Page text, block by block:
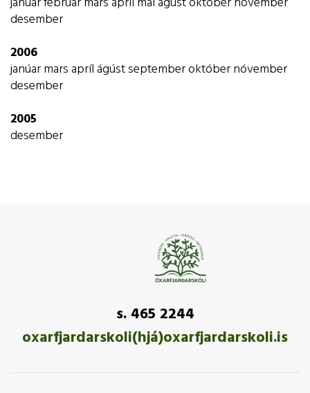
desember
2006
janúarmarsaprílágústseptemberoktóbernóvember
desember
2005
desember
s. 465 2244
oxarfjardarskoli(hjá)oxarfjardarskoli.is